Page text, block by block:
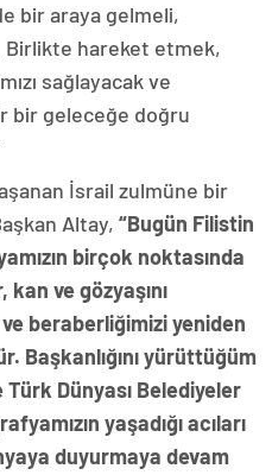
bir araya gelmeli,
hareket etmek,
sağlayacak ve
bir geleceğe doğru
İsrail zulmüne bir
Altay, “Bugün Filistin
birçok noktasında
ve gözyaşını
beraberliğimizi yeniden
Başkanlığını yürüttüğüm
Dünyası Belediyeler
yaşadığı acıları
duyurmaya devam